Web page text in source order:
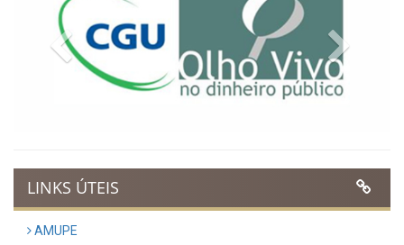
Previous
LINKS ÚTEIS
AMUPE